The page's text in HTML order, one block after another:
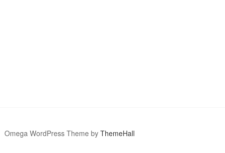
Omega WordPress Theme by ThemeHall